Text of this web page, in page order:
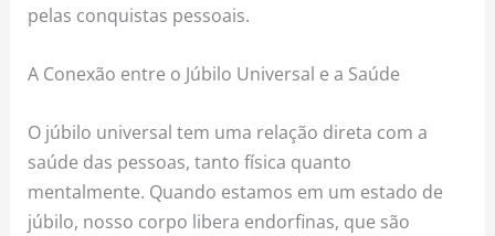
pelas conquistas pessoais.
A Conexão entre o Júbilo Universal e a Saúde
O júbilo universal tem uma relação direta com a
saúde das pessoas, tanto física quanto
mentalmente. Quando estamos em um estado de
júbilo, nosso corpo libera endorfinas, que são